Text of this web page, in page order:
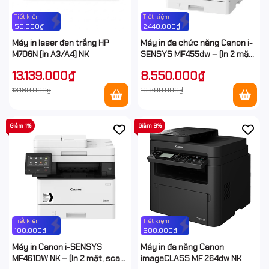
Tiết kiệm
50.000₫
Máy in laser đen trắng HP
M706N (in A3/A4) NK
13.139.000₫
13.189.000₫
Tiết kiệm
2.440.000₫
Máy in đa chức năng Canon i-
SENSYS MF455dw – (In 2 mặt,
8.550.000₫
10.990.000₫
Tiết kiệm
100.000₫
Giảm 1%
Máy in Canon i-SENSYS
MF461DW NK – (In 2 mặt, scan
Tiết kiệm
600.000₫
Giảm 8%
Máy in đa năng Canon
imageCLASS MF 264dw NK